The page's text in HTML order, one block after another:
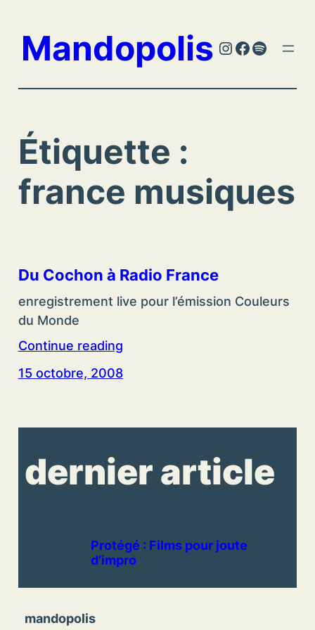
contenu
Mandopolis Instagram
Facebook
Spotify
Étiquette :
france musiques
Du Cochon à Radio France
enregistrement live pour l’émission Couleurs
du Monde
Continue reading
15 octobre, 2008
dernier article
Protégé : Films pour joute
d’impro
mandopolis